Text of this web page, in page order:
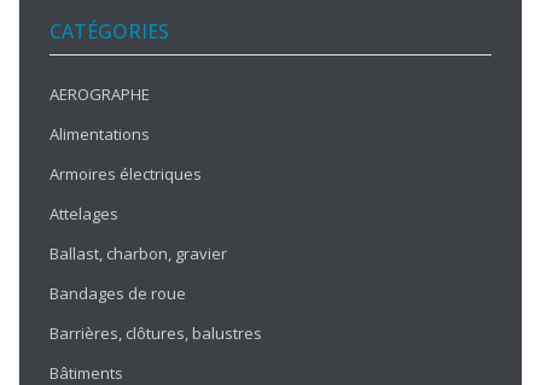
CATÉGORIES
AEROGRAPHE
Alimentations
Armoires électriques
Attelages
Ballast, charbon, gravier
Bandages de roue
Barrières, clôtures, balustres
Bâtiments